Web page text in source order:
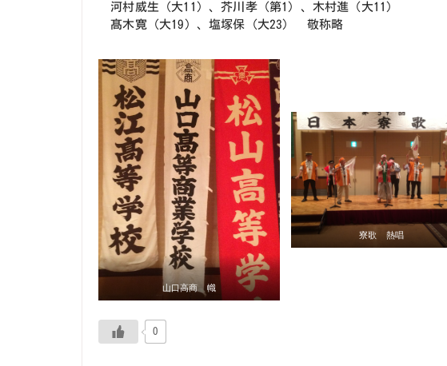
河村威生（大11）、芥川孝（第1）、木村進（大11）
髙木寛（大19）、塩塚保（大23） 敬称略
山口高商 幟
寮歌 熱唱
0